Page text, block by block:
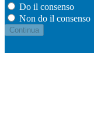
Do il consenso
Non do il consenso